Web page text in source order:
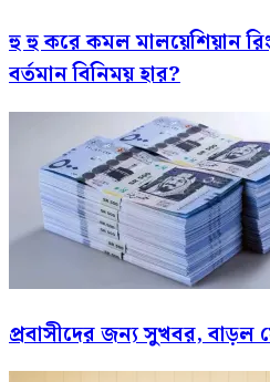
হু হু করে কমল মালয়েশিয়ান
বর্তমান বিনিময় হার?
প্রবাসীদের জন্য সুখবর, বাড়ল